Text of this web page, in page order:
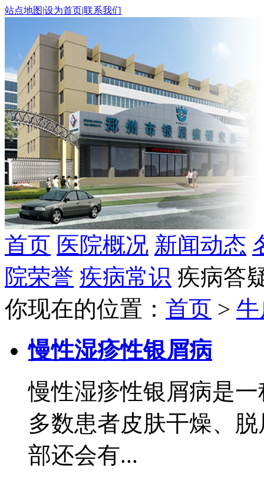
站点地图|设为首页|联系我们
首页 医院概况 新闻动态
院荣誉 疾病常识 疾病答
你现在的位置： 首页 >
慢性湿疹性银屑病
慢性湿疹性银屑病是
多数患者皮肤干燥、
部还会有...